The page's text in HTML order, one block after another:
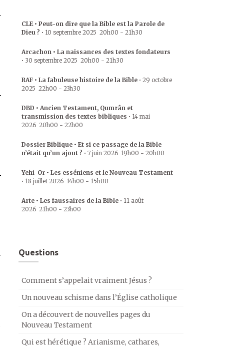
CLE • Peut-on dire que la Bible est la Parole de
Dieu ? • 10 septembre 2025 20h00 - 21h30
Arcachon • La naissances des textes fondateurs
• 30 septembre 2025 20h00 - 21h30
RAF • La fabuleuse histoire de la Bible • 29 octobre
2025 22h00 - 23h30
DBD • Ancien Testament, Qumrân et
transmission des textes bibliques • 14 mai
2026 20h00 - 22h00
Dossier Biblique • Et si ce passage de la Bible
n’était qu’un ajout ? • 7 juin 2026 19h00 - 20h00
Yehi-Or • Les esséniens et le Nouveau Testament
• 18 juillet 2026 14h00 - 15h00
Arte • Les faussaires de la Bible • 11 août
2026 21h00 - 23h00
Questions
Comment s’appelait vraiment Jésus ?
Un nouveau schisme dans l’Église catholique
On a découvert de nouvelles pages du
Nouveau Testament
Qui est hérétique ? Arianisme, cathares,